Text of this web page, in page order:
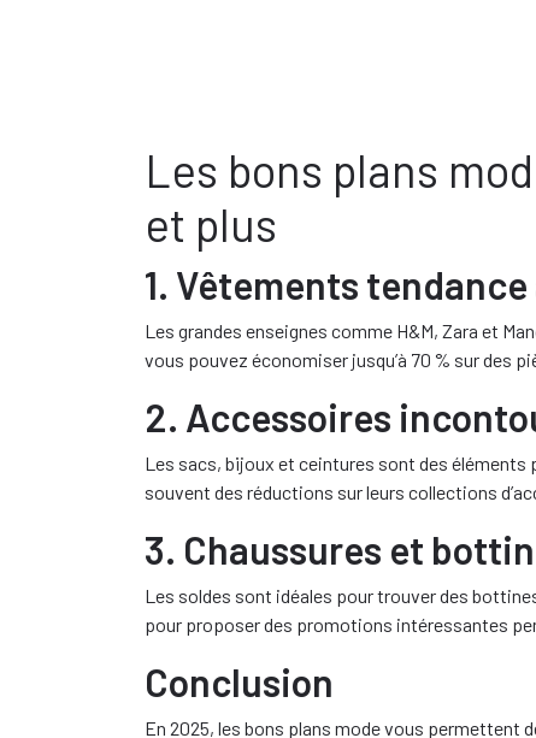
Les bons plans
et plus
1. Vêtements
Les grandes enseignes comme H&M, Zara et
vous pouvez économiser jusqu’à 70 % sur des
2. Accessoires
Les sacs, bijoux et ceintures sont des
souvent des réductions sur leurs collections
3. Chaussures et
Les soldes sont idéales pour trouver des
pour proposer des promotions intéressantes
Conclusion
En 2025, les bons plans mode vous permettent